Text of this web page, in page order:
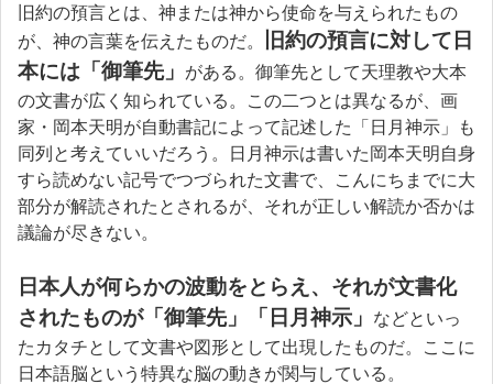
旧約の預言とは、神または神から使命を与えられたもの
が、神の言葉を伝えたものだ。
旧約の預言に対して日
本には「御筆先」 がある。御筆先として天理教や大本
の文書が広く知られている。この二つとは異なるが、画
家・岡本天明が自動書記によって記述した「日月神示」も
同列と考えていいだろう。日月神示は書いた岡本天明自身
すら読めない記号でつづられた文書で、こんにちまでに大
部分が解読されたとされるが、それが正しい解読か否かは
議論が尽きない。
日本人が何らかの波動をとらえ、それが文書化
されたものが「御筆先」「日月神示」 などといっ
たカタチとして文書や図形として出現したものだ。ここに
日本語脳という特異な脳の動きが関与している。